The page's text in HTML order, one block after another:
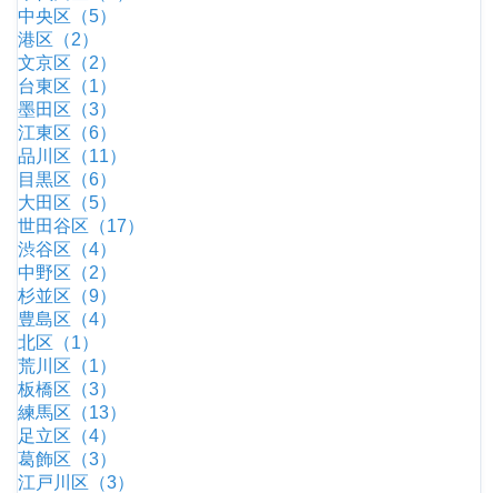
中央区（5）
港区（2）
文京区（2）
台東区（1）
墨田区（3）
江東区（6）
品川区（11）
目黒区（6）
大田区（5）
世田谷区（17）
渋谷区（4）
中野区（2）
杉並区（9）
豊島区（4）
北区（1）
荒川区（1）
板橋区（3）
練馬区（13）
足立区（4）
葛飾区（3）
江戸川区（3）